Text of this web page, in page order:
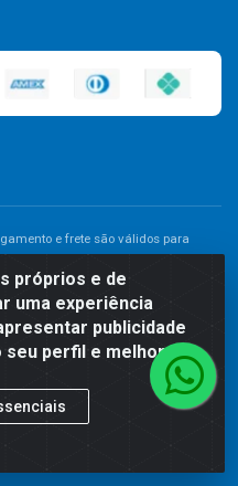
próprios e de
uma experiência
publicidade
perfil e melhorar a
e frete são válidos para
que for exibido no carrinho de
As vendas estão sujeitas a
de produtos meramente
LTDA - Av. Congresso
- PE - CEP: 55811-000 -
0001-66